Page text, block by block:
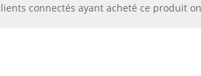
connectés ayant acheté ce produit